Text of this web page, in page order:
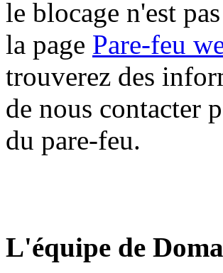
le blocage n'est
la page Pare-feu
trouverez des
de nous contacter
du pare-feu.
L'équipe de